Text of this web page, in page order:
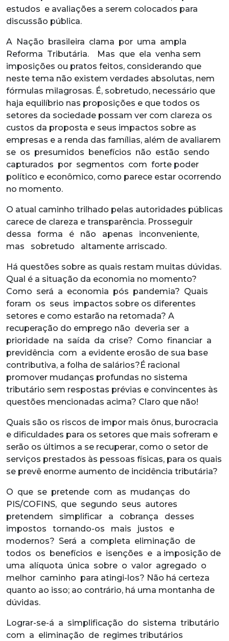
estudos e avaliações a serem colocados para
discussão pública.
A Nação brasileira clama por uma ampla
Reforma Tributária. Mas que ela venha sem
imposições ou pratos feitos, considerando que
neste tema não existem verdades absolutas, nem
fórmulas milagrosas. É, sobretudo, necessário que
haja equilíbrio nas proposições e que todos os
setores da sociedade possam ver com clareza os
custos da proposta e seus impactos sobre as
empresas e a renda das famílias, além de avaliarem
se os presumidos benefícios não estão sendo
capturados por segmentos com forte poder
político e econômico, como parece estar ocorrendo
no momento.
O atual caminho trilhado pelas autoridades públicas
carece de clareza e transparência. Prosseguir
dessa forma é não apenas inconveniente,
mas sobretudo altamente arriscado.
Há questões sobre as quais restam muitas dúvidas.
Qual é a situação da economia no momento?
Como será a economia pós pandemia? Quais
foram os seus impactos sobre os diferentes
setores e como estarão na retomada? A
recuperação do emprego não deveria ser a
prioridade na saída da crise? Como financiar a
previdência com a evidente erosão de sua base
contributiva, a folha de salários?É racional
promover mudanças profundas no sistema
tributário sem respostas prévias e convincentes às
questões mencionadas acima? Claro que não!
Quais são os riscos de impor mais ônus, burocracia
e dificuldades para os setores que mais sofreram e
serão os últimos a se recuperar, como o setor de
serviços prestados às pessoas físicas, para os quais
se prevê enorme aumento de incidência tributária?
O que se pretende com as mudanças do
PIS/COFINS, que segundo seus autores
pretendem simplificar a cobrança desses
impostos tornando-os mais justos e
modernos? Será a completa eliminação de
todos os benefícios e isenções e a imposição de
uma alíquota única sobre o valor agregado o
melhor caminho para atingi-los? Não há certeza
quanto ao isso; ao contrário, há uma montanha de
dúvidas.
Lograr-se-á a simplificação do sistema tributário
com a eliminação de regimes tributários